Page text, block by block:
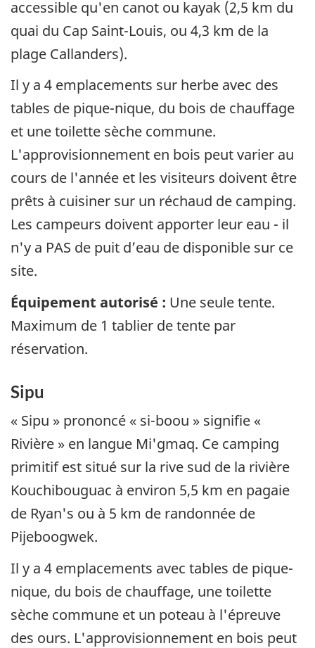
accessible qu'en canot ou kayak (2,5 km du
quai du Cap Saint-Louis, ou 4,3 km de la
plage Callanders).
Il y a 4 emplacements sur herbe avec des
tables de pique-nique, du bois de chauffage
et une toilette sèche commune.
L'approvisionnement en bois peut varier au
cours de l'année et les visiteurs doivent être
prêts à cuisiner sur un réchaud de camping.
Les campeurs doivent apporter leur eau - il
n'y a PAS de puit d’eau de disponible sur ce
site.
Équipement autorisé : Une seule tente.
Maximum de 1 tablier de tente par
réservation.
Sipu
« Sipu » prononcé « si-boou » signifie «
Rivière » en langue Mi'gmaq. Ce camping
primitif est situé sur la rive sud de la rivière
Kouchibouguac à environ 5,5 km en pagaie
de Ryan's ou à 5 km de randonnée de
Pijeboogwek.
Il y a 4 emplacements avec tables de pique-
nique, du bois de chauffage, une toilette
sèche commune et un poteau à l'épreuve
des ours. L'approvisionnement en bois peut